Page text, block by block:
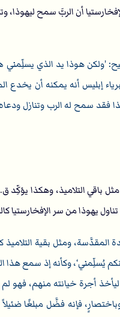
أن الربَّ سمح ليهوذا،
'ولكن هوذا يد الذي
إبليس أنه يمكنه أن يخدع
فقد سمح له الرب وتنازل ودعاه
باقي التلاميذ، وهكذا يؤكِّد
يهوذا من سر الإفخارستيا
ومثل بقية التلاميذ
يُسلِّمني‘، وكأنه إذ سمع هذا
أجرة خيانته منهم، فهو
وباختصارٍ، فإنه فضَّل مبلغًا